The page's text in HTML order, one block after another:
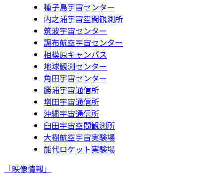
種子島宇宙センター
内之浦宇宙空間観測所
筑波宇宙センター
調布航空宇宙センター
相模原キャンパス
地球観測センター
角田宇宙センター
勝浦宇宙通信所
増田宇宙通信所
沖縄宇宙通信所
臼田宇宙空間観測所
大樹航空宇宙実験場
能代ロケット実験場
「映像情報」